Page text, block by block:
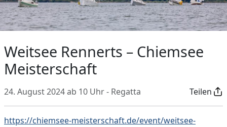
Weitsee Rennerts – Chiemsee
Meisterschaft
24. August 2024 ab 10 Uhr - Regatta Teilen
https://chiemsee-meisterschaft.de/event/weitsee-